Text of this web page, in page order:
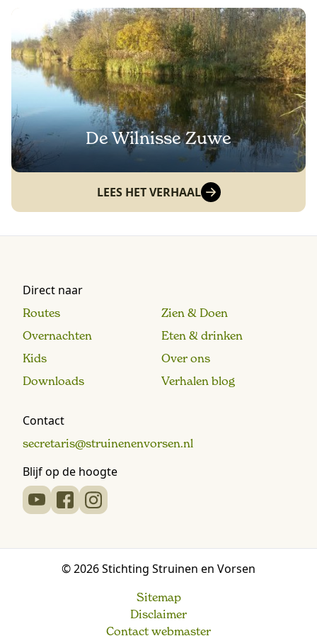
De Wilnisse Zuwe
LEES HET VERHAAL
Direct naar
Routes
Zien & Doen
Overnachten
Eten & drinken
Kids
Over ons
Downloads
Verhalen blog
Contact
secretaris@struinenenvorsen.nl
Blijf op de hoogte
© 2026 Stichting Struinen en Vorsen
Sitemap
Disclaimer
Contact webmaster